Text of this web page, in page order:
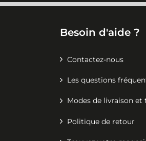
Besoin d'aide ?
Contactez-nous
Les questions
Modes de livraison et
Politique de retour